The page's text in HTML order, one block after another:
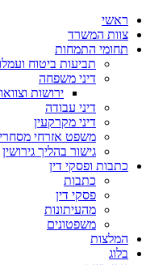
ראשי
צוות המשרד
תחומי התמחות
תביעות ביטוח
דיני משפחה
ירושות
דיני עבודה
דיני מקרקעין
משפט אזרחי מסחרי
גישור בהליך גירושין
כתבות ופסקי דין
כתבות
פסקי דין
מהעיתונות
משפטונים
המלצות
בלוג